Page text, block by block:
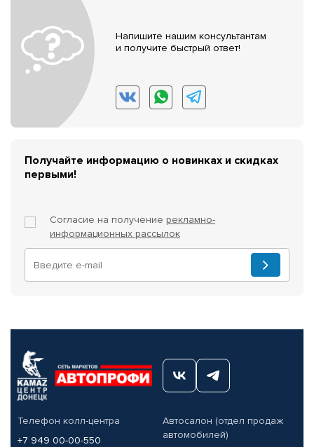
Напишите нашим консультантам
и получите быстрый ответ!
Получайте информацию о новинках и скидках
первыми!
Согласие на получение рекламно-
информационных рассылок
Телефон колл-центра
+7 949 00-00-550
Автосалон (отдел продаж
автомобилей)